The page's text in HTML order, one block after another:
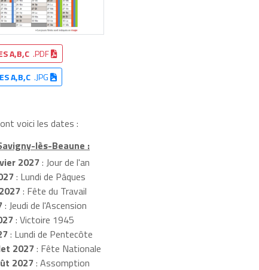
A,B,C .PDF
A,B,C.JPG
voici les dates :
lès-Beaune :
2027: Jour de l'an
: Lundi de Pâques
: Fête du Travail
: Jeudi de l'Ascension
: Victoire 1945
: Lundi de Pentecôte
2027: Fête Nationale
2027: Assomption